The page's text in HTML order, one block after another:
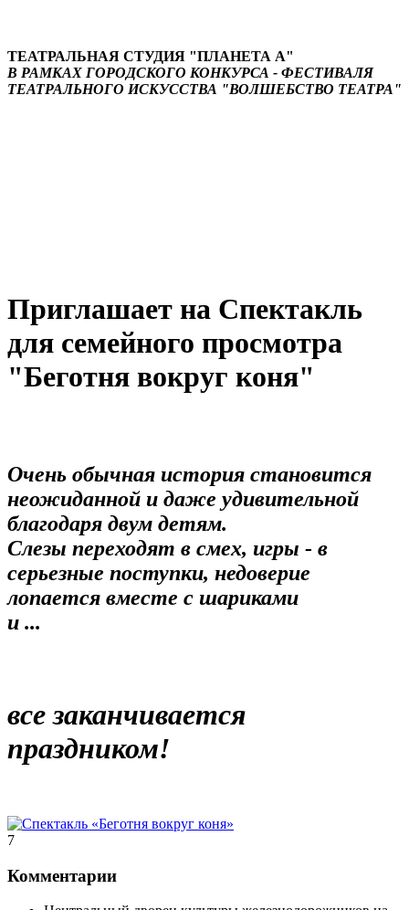
ТЕАТРАЛЬНАЯ СТУДИЯ "ПЛАНЕТА А"
В РАМКАХ ГОРОДСКОГО КОНКУРСА - ФЕСТИВАЛЯ
ТЕАТРАЛЬНОГО ИСКУССТВА "ВОЛШЕБСТВО ТЕАТРА"
Приглашает на Спектакль
для семейного просмотра
"Беготня вокруг коня"
Очень обычная история становится
неожиданной и даже удивительной
благодаря двум детям.
Слезы переходят в смех, игры - в
серьезные поступки, недоверие
лопается вместе с шариками
и ...
все заканчивается
праздником!
7
Комментарии